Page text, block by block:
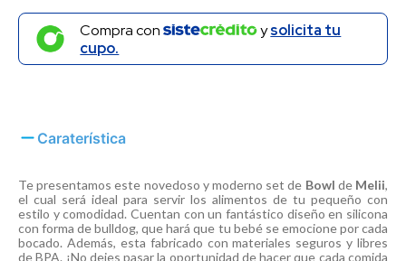
Compra con ysolicita tu
cupo.
Caraterística
Te presentamos este novedoso y moderno set de Bowl de Melii,
el cual será ideal para servir los alimentos de tu pequeño con
estilo y comodidad. Cuentan con un fantástico diseño en silicona
con forma de bulldog, que hará que tu bebé se emocione por cada
bocado. Además, esta fabricado con materiales seguros y libres
de BPA. ¡No dejes pasar la oportunidad de hacer que cada comida